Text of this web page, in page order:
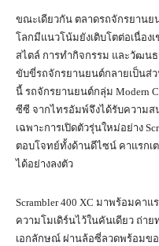
ขณะเดียวกัน ตลาดรถจักรยานย
โลกมีแนวโน้มยังเติบโตต่อเนื่อ
สไตล์ การทำกิจกรรม และวัฒน
ขับขี่รถจักรยานยนต์กลายเป็นส่
นี้ รถจักรยานยนต์กลุ่ม Modern
ซีซี จากไทรอัมพ์จึงได้รับความส
เฉพาะการเปิดตัวรุ่นใหม่อย่าง
ตอบโจทย์ทั้งด้านดีไซน์ คาแรกเ
ได้อย่างลงตัว
Scrambler 400 XC มาพร้อมคา
ความโมเดิร์นไว้ในคันเดียว ถ่าย
เอกลักษณ์ ผ่านล้อซี่ลวดพร้อมข